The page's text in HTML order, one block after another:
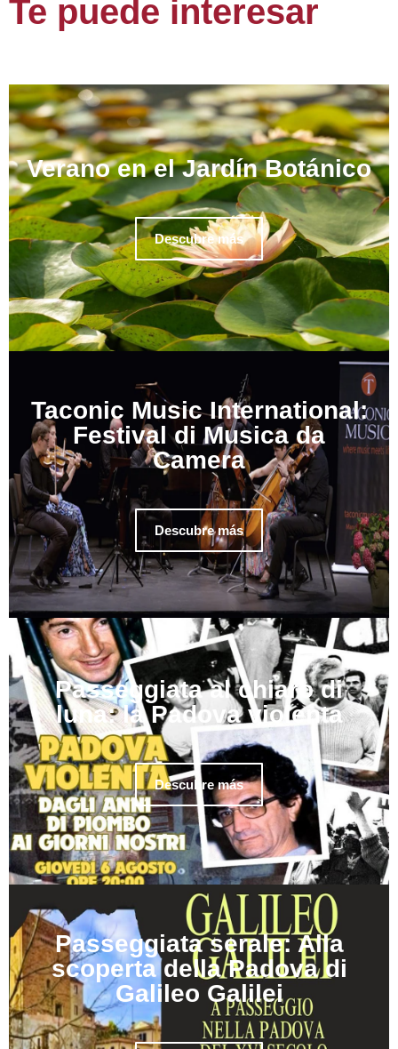
Te puede interesar
Verano en el Jardín Botánico
Descubre más
Taconic Music International:
Festival di Musica da
Camera
Descubre más
Passeggiata al chiaro di
luna: la Padova violenta
Descubre más
Passeggiata serale: Alla
scoperta della Padova di
Galileo Galilei